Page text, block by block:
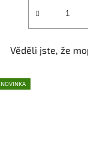
Věděli jste, že
NOVINKA